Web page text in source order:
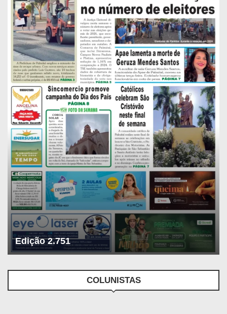
Edição 2.751
COLUNISTAS